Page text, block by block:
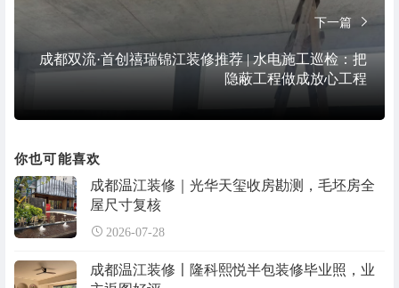
下一篇
成都双流·首创禧瑞锦江装修推荐 | 水电施工巡检：把
隐蔽工程做成放心工程
你也可能喜欢
成都温江装修｜光华天玺收房勘测，毛坯房全
屋尺寸复核
2026-07-28
成都温江装修〡隆科熙悦半包装修毕业照，业